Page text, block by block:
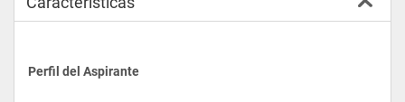
Perfil del Aspirante